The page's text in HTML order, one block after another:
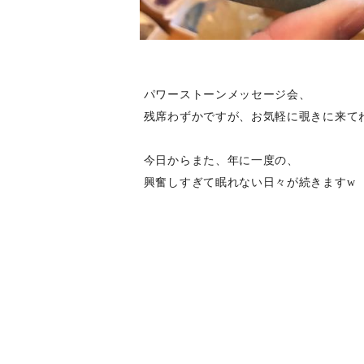
パワーストーンメッセージ会、
残席わずかですが、お気軽に覗きに来て
今日からまた、年に一度の、
興奮しすぎて眠れない日々が続きますw